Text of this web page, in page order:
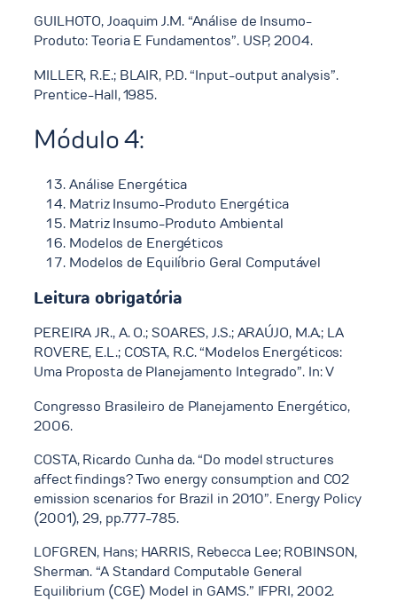
GUILHOTO, Joaquim J.M. “Análise de Insumo-
Produto: Teoria E Fundamentos”. USP, 2004.
MILLER, R.E.; BLAIR, P.D. “Input-output analysis”.
Prentice-Hall, 1985.
Módulo 4:
Análise Energética
Matriz Insumo-Produto Energética
Matriz Insumo-Produto Ambiental
Modelos de Energéticos
Modelos de Equilíbrio Geral Computável
Leitura obrigatória
PEREIRA JR., A. O.; SOARES, J.S.; ARAÚJO, M.A.; LA
ROVERE, E.L.; COSTA, R.C. “Modelos Energéticos:
Uma Proposta de Planejamento Integrado”. In: V
Congresso Brasileiro de Planejamento Energético,
2006.
COSTA, Ricardo Cunha da. “Do model structures
affect findings? Two energy consumption and CO2
emission scenarios for Brazil in 2010”. Energy Policy
(2001), 29, pp.777-785.
LOFGREN, Hans; HARRIS, Rebecca Lee; ROBINSON,
Sherman. “A Standard Computable General
Equilibrium (CGE) Model in GAMS.” IFPRI, 2002.